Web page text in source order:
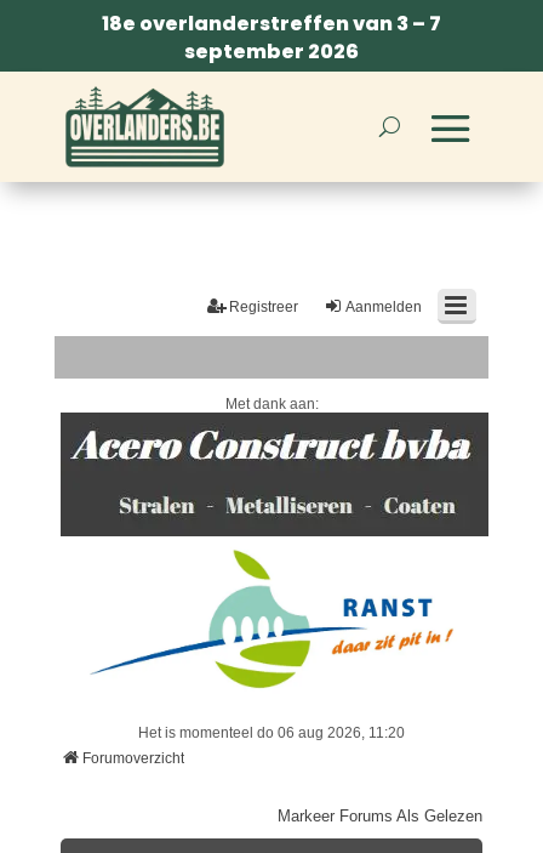
18e overlanderstreffen van 3 – 7
september 2026